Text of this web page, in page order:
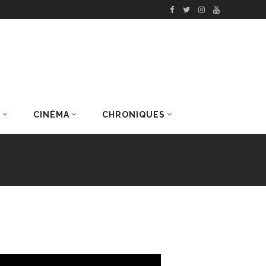
CINÉMA CHRONIQUES
DERNIERS ARTICLES